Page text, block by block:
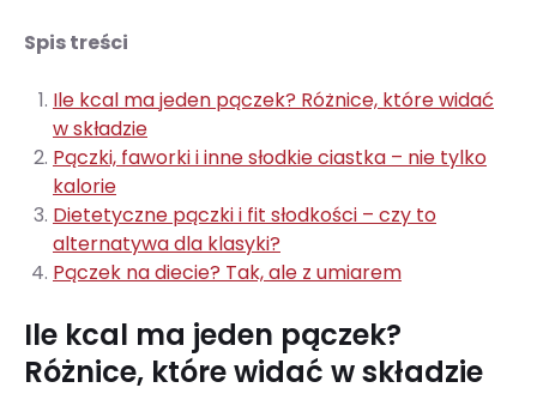
Spis treści
Ile kcal ma jeden pączek? Różnice, które widać
w składzie
Pączki, faworki i inne słodkie ciastka – nie tylko
kalorie
Dietetyczne pączki i fit słodkości – czy to
alternatywa dla klasyki?
Pączek na diecie? Tak, ale z umiarem
Ile kcal ma jeden pączek?
Różnice, które widać w składzie